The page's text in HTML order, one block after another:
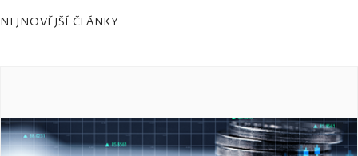
NEJNOVĚJŠÍ ČLÁNKY